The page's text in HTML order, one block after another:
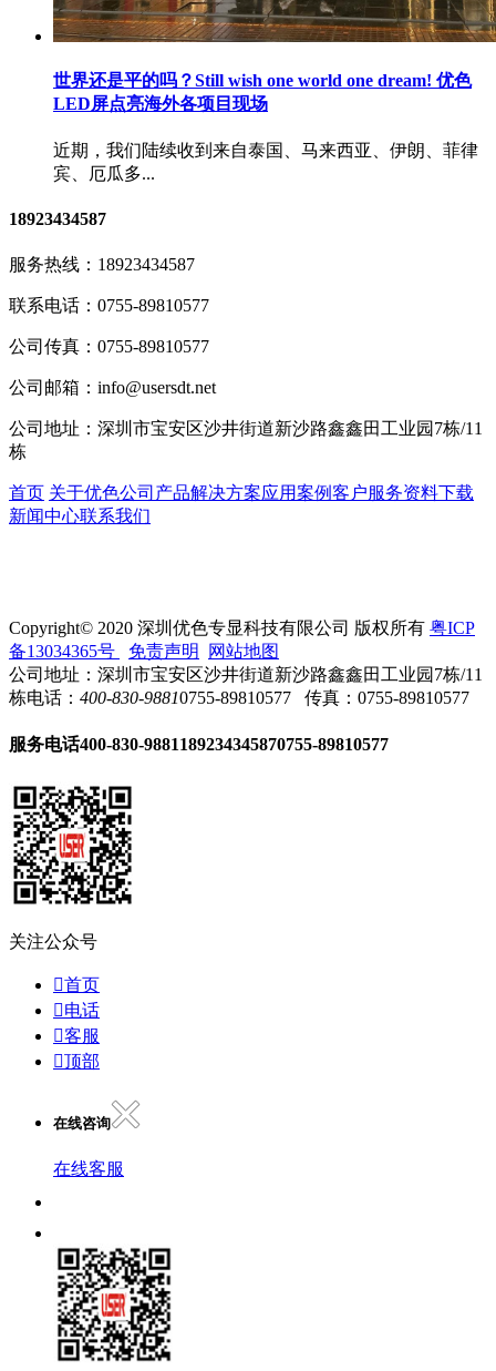
世界还是平的吗？Still wish one world one dream! 优色
LED屏点亮海外各项目现场
近期，我们陆续收到来自泰国、马来西亚、伊朗、菲律
宾、厄瓜多...
18923434587
服务热线： 18923434587
联系电话： 0755-89810577
公司传真： 0755-89810577
公司邮箱： info@usersdt.net
公司地址： 深圳市宝安区沙井街道新沙路鑫鑫田工业园7栋/11
栋
首页 关于优色公司产品解决方案应用案例客户服务资料下载
新闻中心联系我们
Copyright© 2020 深圳优色专显科技有限公司 版权所有 粤ICP
备13034365号
免责声明
网站地图
公司地址：深圳市宝安区沙井街道新沙路鑫鑫田工业园7栋/11
栋电话： 400-830-98810755-89810577 传真：0755-89810577
服务电话400-830-9881189234345870755-89810577
关注公众号
首页
电话
客服
顶部
在线咨询
在线客服